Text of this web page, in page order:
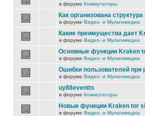
в форуме Коммутаторы
Как организована
в форуме Видео- и Мультимедиа
Какие преимущества дает
в форуме Видео- и Мультимедиа
Основные функции Kraken
в форуме Видео- и Мультимедиа
Ошибки пользователей при
в форуме Видео- и Мультимедиа
uy88eventts
в форуме Коммутаторы
Новые функции Kraken tor
в форуме Видео- и Мультимедиа